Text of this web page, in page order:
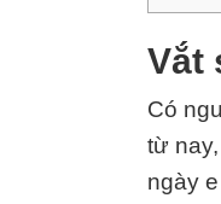
Vắt
Có
từ
ngày